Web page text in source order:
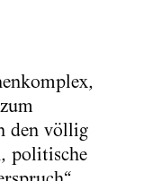
den völlig
politische